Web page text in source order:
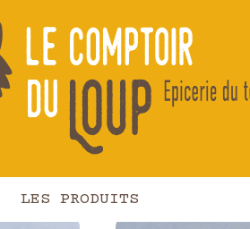
LES PRODUITS
Boulangerie